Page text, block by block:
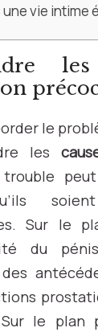
une vie intime
le
les
Sur le
du
le plan